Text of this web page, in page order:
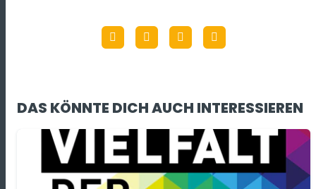
DAS KÖNNTE DICH AUCH INTERESSIEREN